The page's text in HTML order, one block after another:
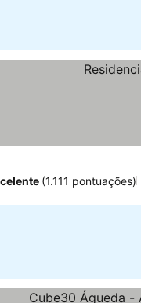
(1.111 pontuações)